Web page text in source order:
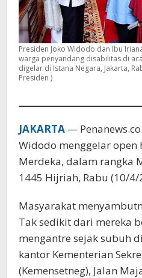
Presiden Joko Widodo dan Ibu
warga penyandang disabilitas di
digelar di Istana Negara, Jakarta,
Presiden )
JAKARTA —
Widodo menggelar open
Merdeka, dalam rangka
1445 Hijriah, Rabu (10/4/
Masyarakat
Tak sedikit dari mereka
mengantre sejak subuh
kantor Kementerian
(Kemensetneg), Jalan